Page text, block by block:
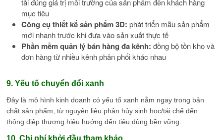
tải đúng giá trị môi trường của sản phẩm đến khách hàng
mục tiêu
Công cụ thiết kế sản phẩm 3D: phát triển mẫu sản phẩm
mới nhanh trước khi đưa vào sản xuất thực tế
Phần mềm quản lý bán hàng đa kênh: đồng bộ tồn kho và
đơn hàng từ nhiều kênh phân phối khác nhau
9. Yếu tố chuyển đổi xanh
Đây là mô hình kinh doanh có yếu tố xanh nằm ngay trong bản
chất sản phẩm, từ nguyên liệu phân hủy sinh học/tái chế đến
thông điệp thương hiệu hướng đến tiêu dùng bền vững.
10. Chi phí khởi đầu tham khảo